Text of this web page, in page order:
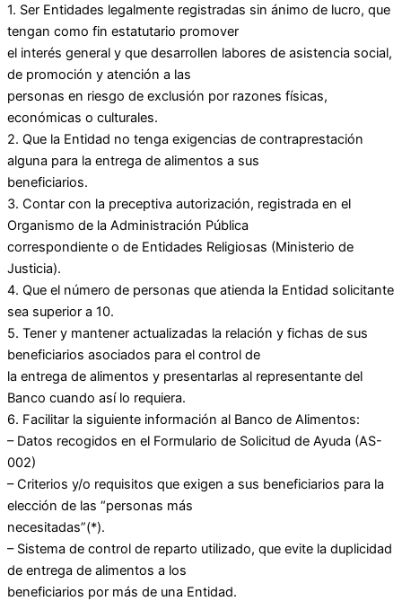
1. Ser Entidades legalmente registradas sin ánimo de lucro, que
tengan como fin estatutario promover
el interés general y que desarrollen labores de asistencia social,
de promoción y atención a las
personas en riesgo de exclusión por razones físicas,
económicas o culturales.
2. Que la Entidad no tenga exigencias de contraprestación
alguna para la entrega de alimentos a sus
beneficiarios.
3. Contar con la preceptiva autorización, registrada en el
Organismo de la Administración Pública
correspondiente o de Entidades Religiosas (Ministerio de
Justicia).
4. Que el número de personas que atienda la Entidad solicitante
sea superior a 10.
5. Tener y mantener actualizadas la relación y fichas de sus
beneficiarios asociados para el control de
la entrega de alimentos y presentarlas al representante del
Banco cuando así lo requiera.
6. Facilitar la siguiente información al Banco de Alimentos:
– Datos recogidos en el Formulario de Solicitud de Ayuda (AS-
002)
– Criterios y/o requisitos que exigen a sus beneficiarios para la
elección de las “personas más
necesitadas”(*).
– Sistema de control de reparto utilizado, que evite la duplicidad
de entrega de alimentos a los
beneficiarios por más de una Entidad.